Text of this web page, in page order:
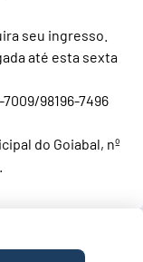
seu ingresso.
até esta sexta
98196-7496
do Goiabal, nº